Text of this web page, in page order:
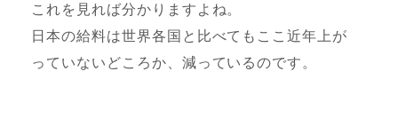
これを見れば分かりますよね。
日本の給料は世界各国と比べてもここ近年上が
っていないどころか、減っているのです。